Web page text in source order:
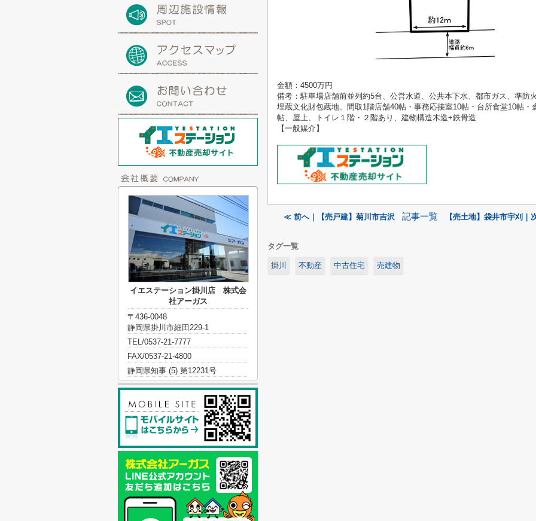
金額：4500万円
備考： 駐車場店舗前並列約5台、公営水道、公共本下水、都市ガス、準防
埋蔵文化財包蔵地、間取1階店舗40帖・事務応接室10帖・台所食堂10帖・
帖、屋上、トイレ１階・２階あり、建物構造木造+鉄骨造
【一般媒介】
≪ 前へ｜【売戸建】菊川市吉沢 記事一覧 【売土地】袋井市宇刈
タグ一覧
掛川 不動産 中古住宅 売建物
イエステーション掛川店 株式会
社アーガス
〒436-0048
静岡県掛川市細田229-1
TEL/0537-21-7777
FAX/0537-21-4800
静岡県知事 (5) 第12231号